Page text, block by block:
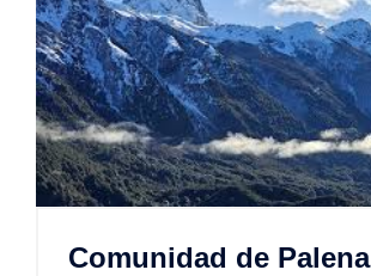
Comunidad de Palena